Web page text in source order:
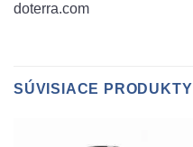
doterra.com
SÚVISIACE PRODUKTY